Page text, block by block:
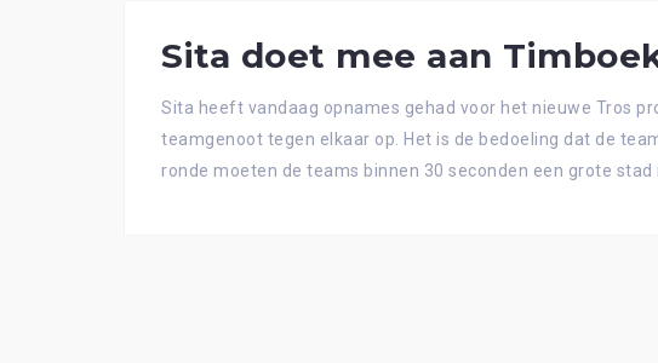
Sita doet mee aan
Sita heeft vandaag opnames gehad voor het nieuwe Tros
teamgenoot tegen elkaar op. Het is de bedoeling dat de
ronde moeten de teams binnen 30 seconden een grote